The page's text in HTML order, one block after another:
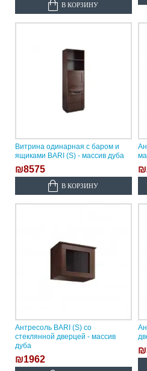
В КОРЗИНУ
Витрина одинарная с баром и
ящиками BARI (S) - массив дуба
₪8575
В КОРЗИНУ
Антресоль BARI (S) со
стеклянной дверцей - массив
дуба
₪1962